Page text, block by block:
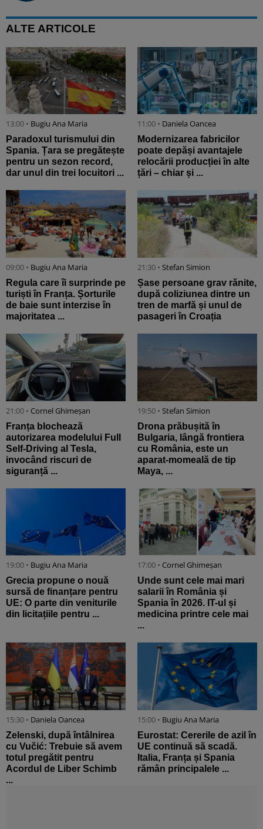
ALTE ARTICOLE
13:00 • Bugiu ⁠Ana Maria
Paradoxul turismului din
Spania. Țara se pregătește
pentru un sezon record,
dar unul din trei locuitori ...
11:00 • Daniela Oancea
Modernizarea fabricilor
poate depăși avantajele
relocării producției în alte
țări – chiar și ...
09:00 • Bugiu ⁠Ana Maria
Regula care îi surprinde pe
turiști în Franța. Șorturile
de baie sunt interzise în
majoritatea ...
21:30 • Stefan Simion
Șase persoane grav rănite,
după coliziunea dintre un
tren de marfă și unul de
pasageri în Croația
21:00 • Cornel Ghimeșan
Franța blochează
autorizarea modelului Full
Self-Driving al Tesla,
invocând riscuri de
siguranță ...
19:50 • Stefan Simion
Drona prăbușită în
Bulgaria, lângă frontiera
cu România, este un
aparat-momeală de tip
Maya, ...
19:00 • Bugiu ⁠Ana Maria
Grecia propune o nouă
sursă de finanțare pentru
UE: O parte din veniturile
din licitațiile pentru ...
17:00 • Cornel Ghimeșan
Unde sunt cele mai mari
salarii în România și
Spania în 2026. IT-ul și
medicina printre cele mai
...
15:30 • Daniela Oancea
Zelenski, după întâlnirea
cu Vučić: Trebuie să avem
totul pregătit pentru
Acordul de Liber Schimb
...
15:00 • Bugiu ⁠Ana Maria
Eurostat: Cererile de azil în
UE continuă să scadă.
Italia, Franța și Spania
rămân principalele ...